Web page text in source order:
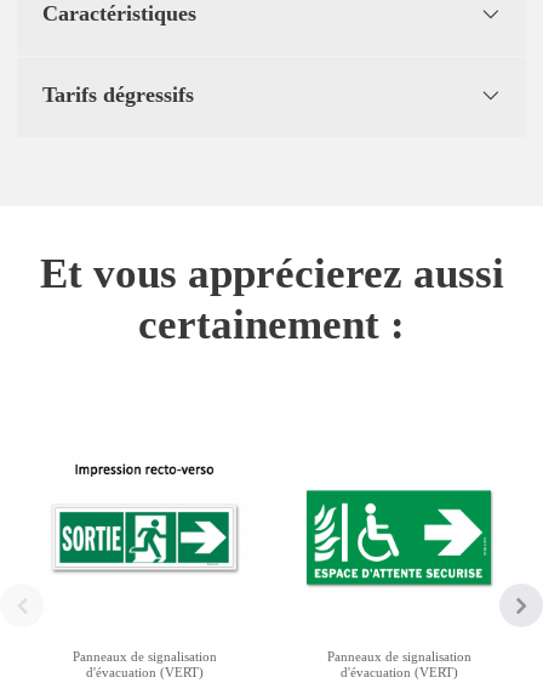
Caractéristiques
Tarifs dégressifs
Et vous apprécierez aussi
certainement :
Panneaux de signalisation
d'évacuation (VERT)
Panneaux de signalisation
d'évacuation (VERT)